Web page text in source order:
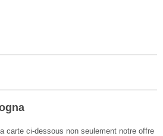
carte ci-dessous non seulement notre offre